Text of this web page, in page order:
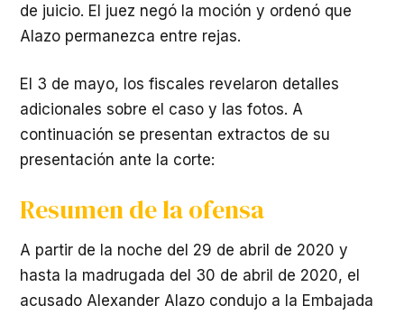
de juicio. El juez negó la moción y ordenó que
Alazo permanezca entre rejas.
El 3 de mayo, los fiscales revelaron detalles
adicionales sobre el caso y las fotos. A
continuación se presentan extractos de su
presentación ante la corte:
Resumen de la ofensa
A partir de la noche del 29 de abril de 2020 y
hasta la madrugada del 30 de abril de 2020, el
acusado Alexander Alazo condujo a la Embajada